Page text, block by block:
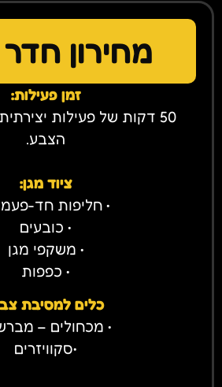
מחירון
זמן פעילות:
50 דקות של פעילות
הצבע.
ציוד מגן:
• חליפות חד-
• כובעים
• משקפי מגן
• כפפות
כלים למסיבת
• מכחולים –
•סקוויזרים